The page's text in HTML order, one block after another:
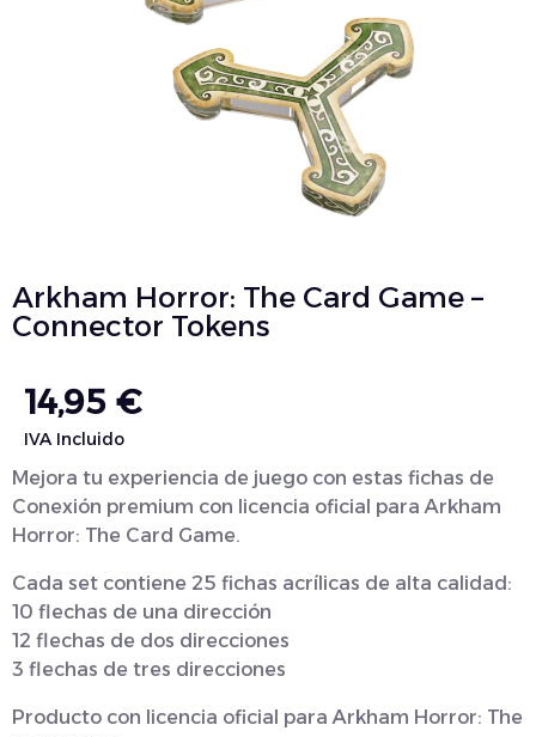
Arkham Horror: The Card Game –
Connector Tokens
14,95 €
IVA Incluido
Mejora tu experiencia de juego con estas fichas de
Conexión premium con licencia oficial para Arkham
Horror: The Card Game.
Cada set contiene 25 fichas acrílicas de alta calidad:
10 flechas de una dirección
12 flechas de dos direcciones
3 flechas de tres direcciones
Producto con licencia oficial para Arkham Horror: The